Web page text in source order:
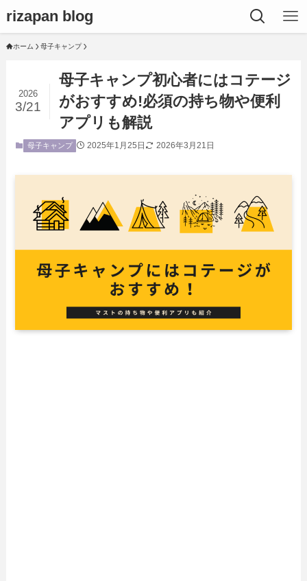
rizapan blog
ホーム 母子キャンプ
母子キャンプ初心者にはコテージ
がおすすめ!必須の持ち物や便利
アプリも解説
2026
3/21
母子キャンプ 2025年1月25日 2026年3月21日